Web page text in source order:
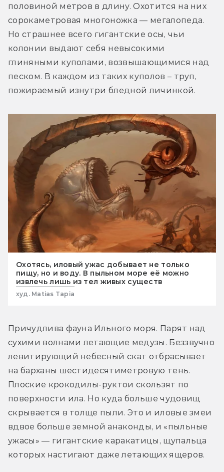
половиной метров в длину. Охотится на них
сорокаметровая многоножка — мегалопеда.
Но страшнее всего гигантские осы, чьи
колонии выдают себя невысокими
глиняными куполами, возвышающимися над
песком. В каждом из таких куполов – труп,
пожираемый изнутри бледной личинкой.
Охотясь, иловый ужас добывает не только
пищу, но и воду. В пыльном море её можно
извлечь лишь из тел живых существ
худ. Matias Tapia
Причудлива фауна Ильного моря. Парят над
сухими волнами летающие медузы. Беззвучно
левитирующий небесный скат отбрасывает
на барханы шестидесятиметровую тень.
Плоские крокодилы-руктои скользят по
поверхности ила. Но куда больше чудовищ
скрывается в толще пыли. Это и иловые змеи
вдвое больше земной анаконды, и «пыльные
ужасы» — гигантские каракатицы, щупальца
которых настигают даже летающих ящеров.